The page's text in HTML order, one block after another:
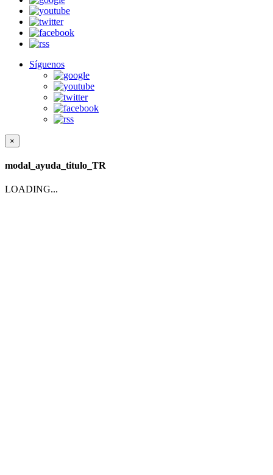
Síguenos
×
modal_ayuda_titulo_TR
LOADING...